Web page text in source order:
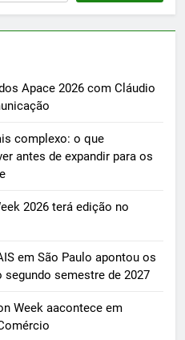
Apace 2026 com Cláudio
complexo: o que
antes de expandir para os
2026 terá edição no
em São Paulo apontou os
semestre de 2027
Week aacontece em